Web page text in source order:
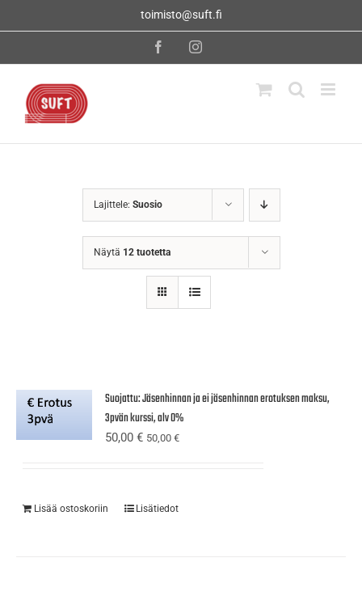
toimisto@suft.fi
FacebookInstagram
Lajittele: Suosio
Näytä 12 tuotetta
Suojattu: Jäsenhinnan ja ei jäsenhinnan erotuksen maksu,
3pvän kurssi, alv 0%
50,00€ 50,00€
Lisää ostoskoriin Lisätiedot